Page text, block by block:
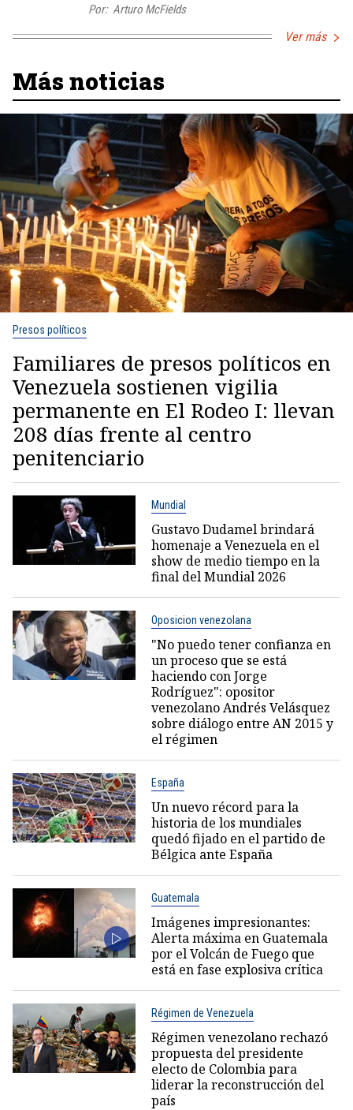
Por: Arturo McFields
Ver más
Más noticias
Presos políticos
Familiares de presos políticos en
Venezuela sostienen vigilia
permanente en El Rodeo I: llevan
208 días frente al centro
penitenciario
Mundial
Gustavo Dudamel brindará
homenaje a Venezuela en el
show de medio tiempo en la
final del Mundial 2026
Oposicion venezolana
"No puedo tener confianza en
un proceso que se está
haciendo con Jorge
Rodríguez": opositor
venezolano Andrés Velásquez
sobre diálogo entre AN 2015 y
el régimen
España
Un nuevo récord para la
historia de los mundiales
quedó fijado en el partido de
Bélgica ante España
Guatemala
Imágenes impresionantes:
Alerta máxima en Guatemala
por el Volcán de Fuego que
está en fase explosiva crítica
Régimen de Venezuela
Régimen venezolano rechazó
propuesta del presidente
electo de Colombia para
liderar la reconstrucción del
país